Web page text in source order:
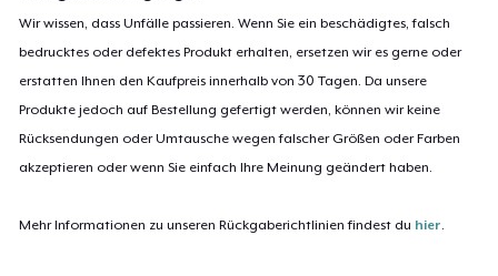
Wir wissen, dass Unfälle passieren. Wenn Sie ein beschädigtes, falsch
bedrucktes oder defektes Produkt erhalten, ersetzen wir es gerne oder
erstatten Ihnen den Kaufpreis innerhalb von 30 Tagen. Da unsere
Produkte jedoch auf Bestellung gefertigt werden, können wir keine
Rücksendungen oder Umtausche wegen falscher Größen oder Farben
akzeptieren oder wenn Sie einfach Ihre Meinung geändert haben.
Mehr Informationen zu unseren Rückgaberichtlinien findest du hier